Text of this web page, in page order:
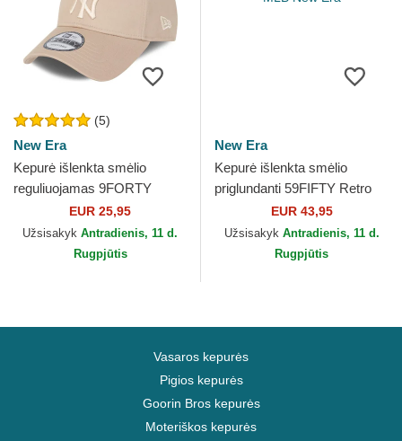
(5)
New Era
Kepurė išlenkta smėlio
reguliuojamas 9FORTY
League Essential New York
Yankees MLB New Era
EUR 25,95
Užsisakyk Antradienis, 11 d.
Rugpjūtis
New Era
Kepurė išlenkta smėlio
priglundanti 59FIFTY Retro
Crown Linen Oakland
Athletics MLB New Era
EUR 43,95
Užsisakyk Antradienis, 11 d.
Rugpjūtis
Vasaros kepurės
Pigios kepurės
Goorin Bros kepurės
Moteriškos kepurės